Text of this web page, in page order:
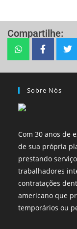
Compartilhe:
Sobre Nós
Com 30 anos de
de sua própria
prestando
trabalhadores
contratações
americano que
temporários ou